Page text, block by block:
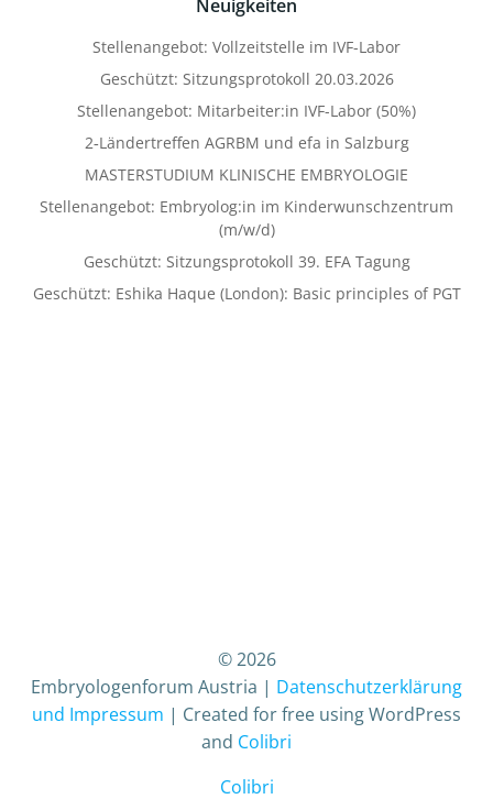
Neuigkeiten
Stellenangebot: Vollzeitstelle im IVF-Labor
Geschützt: Sitzungsprotokoll 20.03.2026
Stellenangebot: Mitarbeiter:in IVF-Labor (50%)
2‑Ländertreffen AGRBM und efa in Salzburg
MASTERSTUDIUM KLINISCHE EMBRYOLOGIE
Stellenangebot: Embryolog:in im Kinderwunschzentrum
(m/w/d)
Geschützt: Sitzungsprotokoll 39. EFA Tagung
Geschützt: Eshika Haque (London): Basic principles of PGT
© 2026
Embryologenforum Austria | Datenschutzerklärung
und Impressum | Created for free using WordPress
and Colibri
Colibri